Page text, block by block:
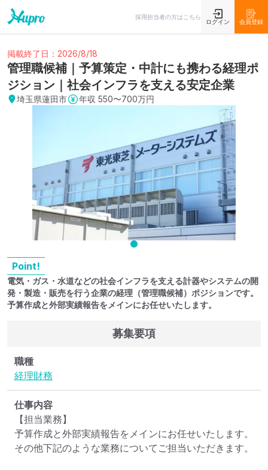
採用担当者の方はこちら
ログイン 会員登録
掲載終了日：2026/8/18
管理職候補｜予算策定・中計にも携わる経理ポ
ジション｜社会インフラを支える安定企業
埼玉県蓮田市 年収 550〜700万円
Point!
電気・ガス・水道などの社会インフラを支える計器やシステムの開
発・製造・販売を行う企業の経理（管理職候補）ポジションです。
予算作成と外部実績報告をメインにお任せいたします。
募集要項
職種
経理財務
仕事内容
【担当業務】
予算作成と外部実績報告をメインにお任せいたします。
その他下記のような業務についてご担当いただきます。